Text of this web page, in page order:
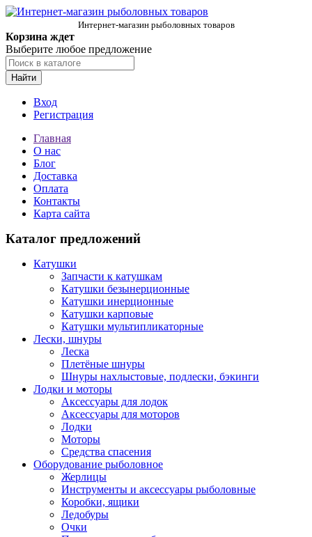
Интернет-магазин рыболовных товаров
Корзина ждет
Выберите любое предложение
Найти
Вход
Регистрация
Главная
О нас
Блог
Доставка
Оплата
Контакты
Карта сайта
Каталог предложений
Катушки
Запчасти к катушкам
Катушки безынерционные
Катушки инерционные
Катушки карповые
Катушки мультипликаторные
Лески, шнуры
Леска
Плетёные шнуры
Шнуры нахлыстовые, подлески, бэкинги
Лодки и моторы
Аксессуары для лодок
Аксессуары для моторов
Лодки
Моторы
Средства спасения
Оборудование рыболовное
Жерлицы
Инструменты и аксессуары рыболовные
Коробки, ящики
Ледобуры
Очки